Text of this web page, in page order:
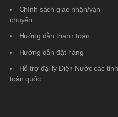
Chính sách giao nhận/vận
chuyển
Hướng dẫn thanh toán
Hướng dẫn đặt hàng
Hỗ trợ đại lý Điện Nước các tỉnh
toàn quốc